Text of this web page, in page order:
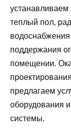
устанавливаем
теплый пол,
поддержания
помещении.
предлагаем
оборудования
системы.